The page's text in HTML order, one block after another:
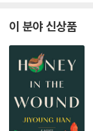
이 분야 신상품